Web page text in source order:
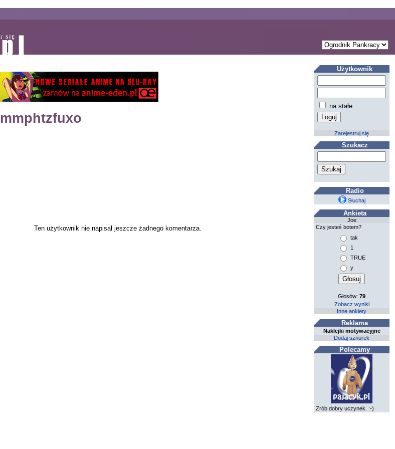
mmphtzfuxo
Ten użytkownik nie napisał jeszcze żadnego komentarza.
Użytkownik
na stałe
Zarejestruj się
Szukacz
Radio
Słuchaj
Ankieta
Joe
Czy jesteś botem?
tak
1
TRUE
y
Głosów:79
Zobacz wyniki
Inne ankiety
Reklama
Naklejki motywacyjne
Dodaj sznurek
Polecamy
Zrób dobry uczynek. :-)